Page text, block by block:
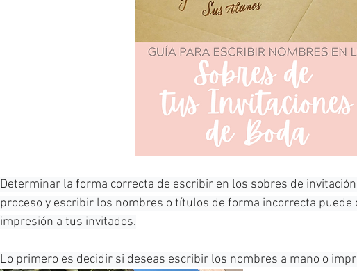
Determinar la forma correcta de escribir en los sobres de
proceso y escribir los nombres o títulos de forma incorrecta
impresión a tus invitados.
Lo primero es decidir si deseas escribir los nombres a mano o